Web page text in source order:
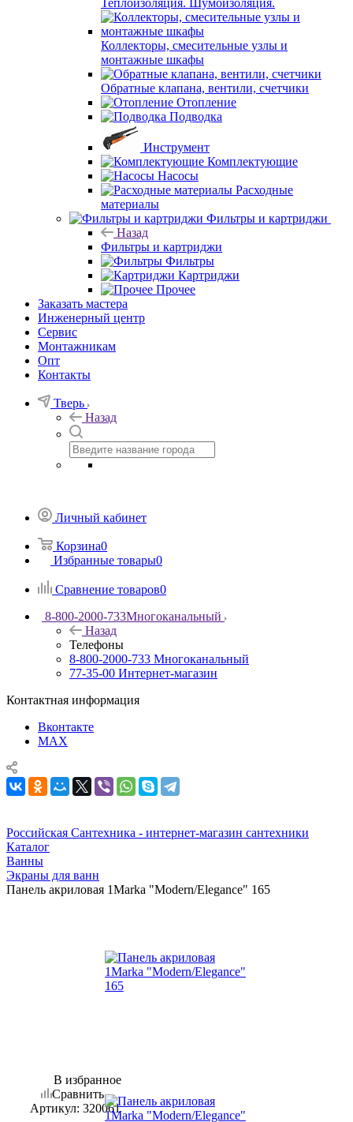
Теплоизоляция. Шумоизоляция.
Коллекторы, смесительные узлы и
монтажные шкафы
Обратные клапана, вентили, счетчики
Отопление
Подводка
Инструмент
Комплектующие
Насосы
Расходные
материалы
Фильтры и картриджи
Назад
Фильтры и картриджи
Фильтры
Картриджи
Прочее
Заказать мастера
Инженерный центр
Сервис
Монтажникам
Опт
Контакты
Тверь
Назад
Личный кабинет
Корзина0
Избранные товары0
Сравнение товаров0
8-800-2000-733Многоканальный
Назад
Телефоны
8-800-2000-733 Многоканальный
77-35-00 Интернет-магазин
Контактная информация
Вконтакте
MAX
Российская Сантехника - интернет-магазин сантехники
Каталог
Ванны
Экраны для ванн
Панель акриловая 1Marka "Modern/Elegance" 165
В избранное
Сравнить
Артикул: 320061